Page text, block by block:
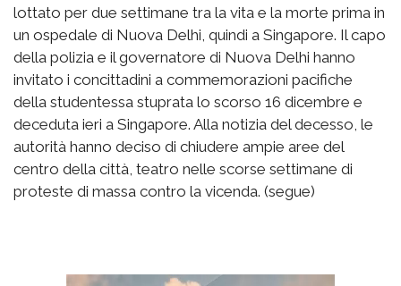
lottato per due settimane tra la vita e la morte prima in
un ospedale di Nuova Delhi, quindi a Singapore. Il capo
della polizia e il governatore di Nuova Delhi hanno
invitato i concittadini a commemorazioni pacifiche
della studentessa stuprata lo scorso 16 dicembre e
deceduta ieri a Singapore. Alla notizia del decesso, le
autorità hanno deciso di chiudere ampie aree del
centro della città, teatro nelle scorse settimane di
proteste di massa contro la vicenda. (segue)